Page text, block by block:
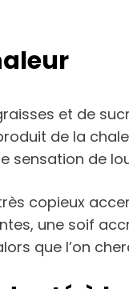
et de
de la
sensation de
copieux
une soif
que l’on